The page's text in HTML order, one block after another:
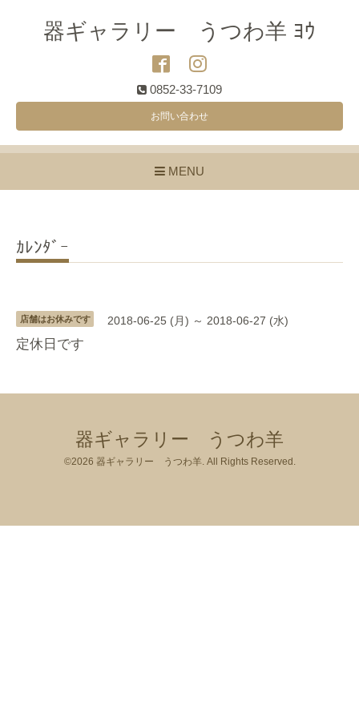
器ギャラリー うつわ羊 ﾖｳ
0852-33-7109
お問い合わせ
MENU
ｶﾚﾝﾀﾞｰ
店舗はお休みです 2018-06-25 (月) ～ 2018-06-27 (水)
定休日です
器ギャラリー うつわ羊
©2026 器ギャラリー うつわ羊. All Rights Reserved.